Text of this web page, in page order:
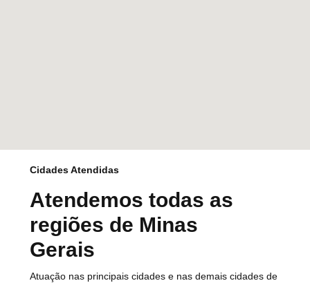
Cidades Atendidas
Atendemos todas as
regiões de Minas
Gerais
Atuação nas principais cidades e nas demais cidades de